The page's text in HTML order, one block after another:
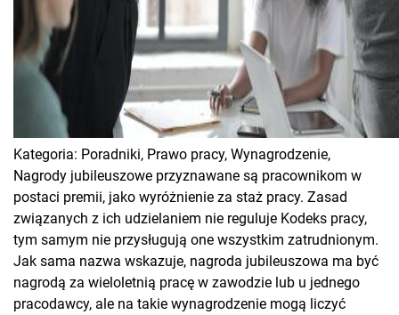
Kategoria: Poradniki, Prawo pracy, Wynagrodzenie,
Nagrody jubileuszowe przyznawane są pracownikom w
postaci premii, jako wyróżnienie za staż pracy. Zasad
związanych z ich udzielaniem nie reguluje Kodeks pracy,
tym samym nie przysługują one wszystkim zatrudnionym.
Jak sama nazwa wskazuje, nagroda jubileuszowa ma być
nagrodą za wieloletnią pracę w zawodzie lub u jednego
pracodawcy, ale na takie wynagrodzenie mogą liczyć